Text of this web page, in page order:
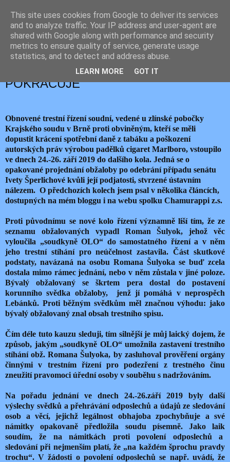
JEMELIK ZDENĚK
pondělí 7. října 2019
ÚKLID PO „SOUDKYNI OLO“
POKRAČUJE
Obnovené trestní řízení soudní, vedené u zlínské pobočky
Krajského soudu v Brně proti obviněným, kteří se měli
dopustit krácení spotřební daně z tabáku a poškození
autorských práv výrobou padělků cigaret Marlboro, vstoupilo
ve dnech 24.-26. září 2019 do dalšího kola. Jedná se o
opakované projednání obžaloby po odebrání případu senátu
Ivety Šperlichové kvůli její podjatosti, stvrzené ústavním
nálezem. O předchozích kolech jsem psal v několika článcích,
dostupných na mém bloggu i na webu spolku Chamurappi z.s.
Proti původnímu se nové kolo řízení významně liší tím, že ze
seznamu obžalovaných vypadl Roman Šulyok, jehož věc
vyloučila „soudkyně OLO“ do samostatného řízení a v něm
jeho trestní stíhání pro neúčelnost zastavila. Část skutkové
podstaty, navázaná na osobu Romana Šulyoka se buď zcela
dostala mimo rámec jednání, nebo v něm zůstala v jiné poloze.
Bývalý obžalovaný se škrtem pera dostal do postavení
korunního svědka obžaloby,
jenž jí pomáhá v neprospěch
Lebánků. Proti běžným svědkům měl značnou výhodu: jako
bývalý obžalovaný znal obsah trestního spisu.
Čím déle tuto kauzu sleduji, tím silnější je můj laický dojem, že
způsob, jakým „soudkyně OLO“ umožnila zastavení trestního
stíhání obž. Romana Šulyoka, by zasluhoval prověření orgány
činnými v trestním řízení pro podezření z trestného činu
zneužití pravomoci úřední osoby v souběhu s nadržováním.
Na pořadu jednání ve dnech 24.-26.září 2019 byly další
výslechy svědků a přehrávání odposlechů a údajů ze sledování
osob a věcí, jejichž legálnost obhajoba zpochybňuje a své
námitky opakovaně předložila soudu písemně. Jako laik
soudím, že na námitkách proti povolení odposlechů a
sledování při nejmenším platí, že „na každém šprochu pravdy
trochu“. V žádosti o povolení odposlechů se např. uvádí, že
This site uses cookies from Google to deliver its services
and to analyze traffic. Your IP address and user-agent are
shared with Google along with performance and security
metrics to ensure quality of service, generate usage
statistics, and to detect and address abuse.
LEARN MORE GOT IT